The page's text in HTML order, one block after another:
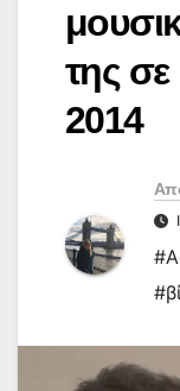
της σε
2014